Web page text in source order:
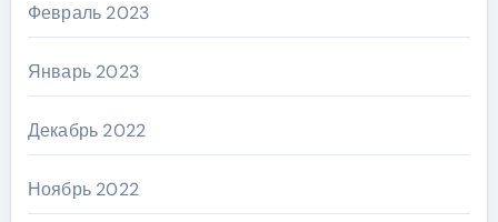
Февраль 2023
Январь 2023
Декабрь 2022
Ноябрь 2022